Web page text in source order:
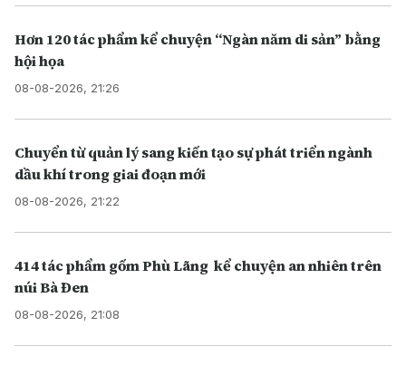
Hơn 120 tác phẩm kể chuyện “Ngàn năm di sản” bằng
hội họa
08-08-2026, 21:26
Chuyển từ quản lý sang kiến tạo sự phát triển ngành
dầu khí trong giai đoạn mới
08-08-2026, 21:22
414 tác phẩm gốm Phù Lãng kể chuyện an nhiên trên
núi Bà Đen
08-08-2026, 21:08